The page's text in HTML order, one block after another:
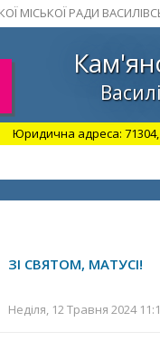
МІСЬКОЇ РАДИ
Юридична адреса: 71304,
ЗІ СВЯТОМ, МАТУСІ!
Неділя, 12 Травня 2024